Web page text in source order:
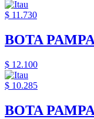
$ 11.730
BOTA
$ 12.100
$ 10.285
BOTA